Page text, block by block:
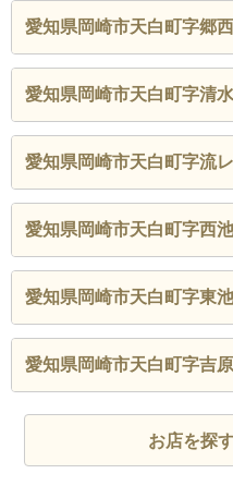
愛知県岡崎市天白町字郷
愛知県岡崎市天白町字清
愛知県岡崎市天白町字流
愛知県岡崎市天白町字西
愛知県岡崎市天白町字東
愛知県岡崎市天白町字吉
お店を探